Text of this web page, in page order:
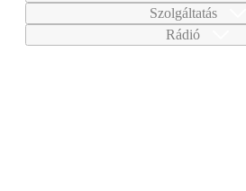
Szolgáltatás
Rádió